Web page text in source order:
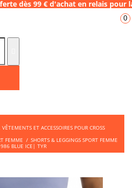
99 € d'achat en
0
ET ACCESSOIRES POUR CROSS
FEMME / SHORTS & LEGGINGS SPORT FEMME
BLUE ICE| TYR